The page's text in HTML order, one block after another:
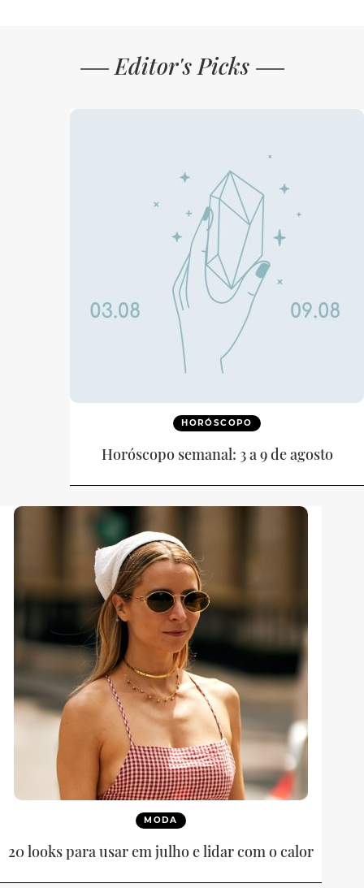
Editor's Picks
HORÓSCOPO
Horóscopo semanal: 3 a 9 de agosto
MODA
20 looks para usar em julho e lidar com o calor